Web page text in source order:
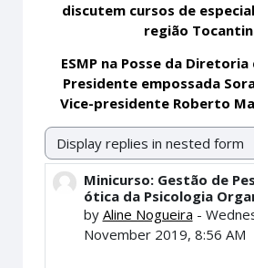
discutem cursos de
região
ESMP na Posse da Diretoria
Presidente empossada
Vice-presidente Roberto
Display mode
Minicurso: Gestão de
ótica da Psicologia
by Aline Nogueira -
November 2019, 8:56 AM
Number of replies: 0